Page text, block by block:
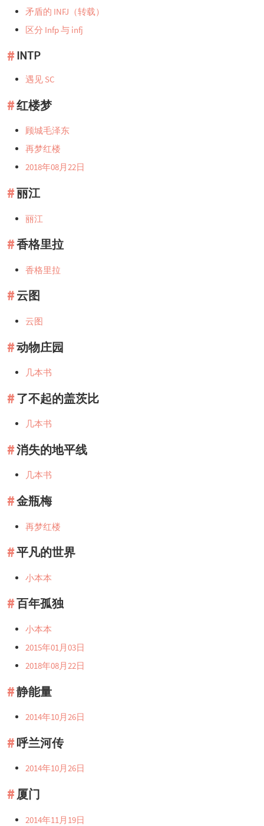
矛盾的 INFJ（转载）
区分 Infp 与 infj
INTP
遇见 SC
红楼梦
顾城毛泽东
再梦红楼
2018年08月22日
丽江
丽江
香格里拉
香格里拉
云图
云图
动物庄园
几本书
了不起的盖茨比
几本书
消失的地平线
几本书
金瓶梅
再梦红楼
平凡的世界
小本本
百年孤独
小本本
2015年01月03日
2018年08月22日
静能量
2014年10月26日
呼兰河传
2014年10月26日
厦门
2014年11月19日